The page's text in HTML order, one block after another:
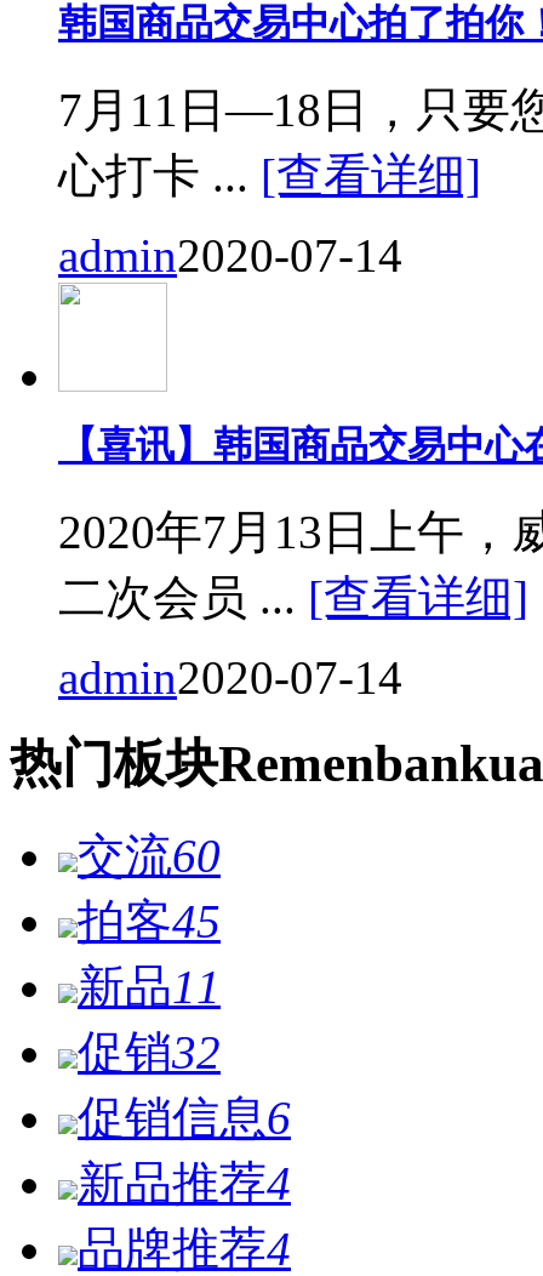
韩国商品交易中心拍了拍你
7月11日—18日，只要
心打卡 ... [查看详细]
admin2020-07-14
【喜讯】韩国商品交易中
2020年7月13日上午，
二次会员 ... [查看详细]
admin2020-07-14
热门板块Remen
交流60
拍客45
新品11
促销32
促销信息6
新品推荐4
品牌推荐4